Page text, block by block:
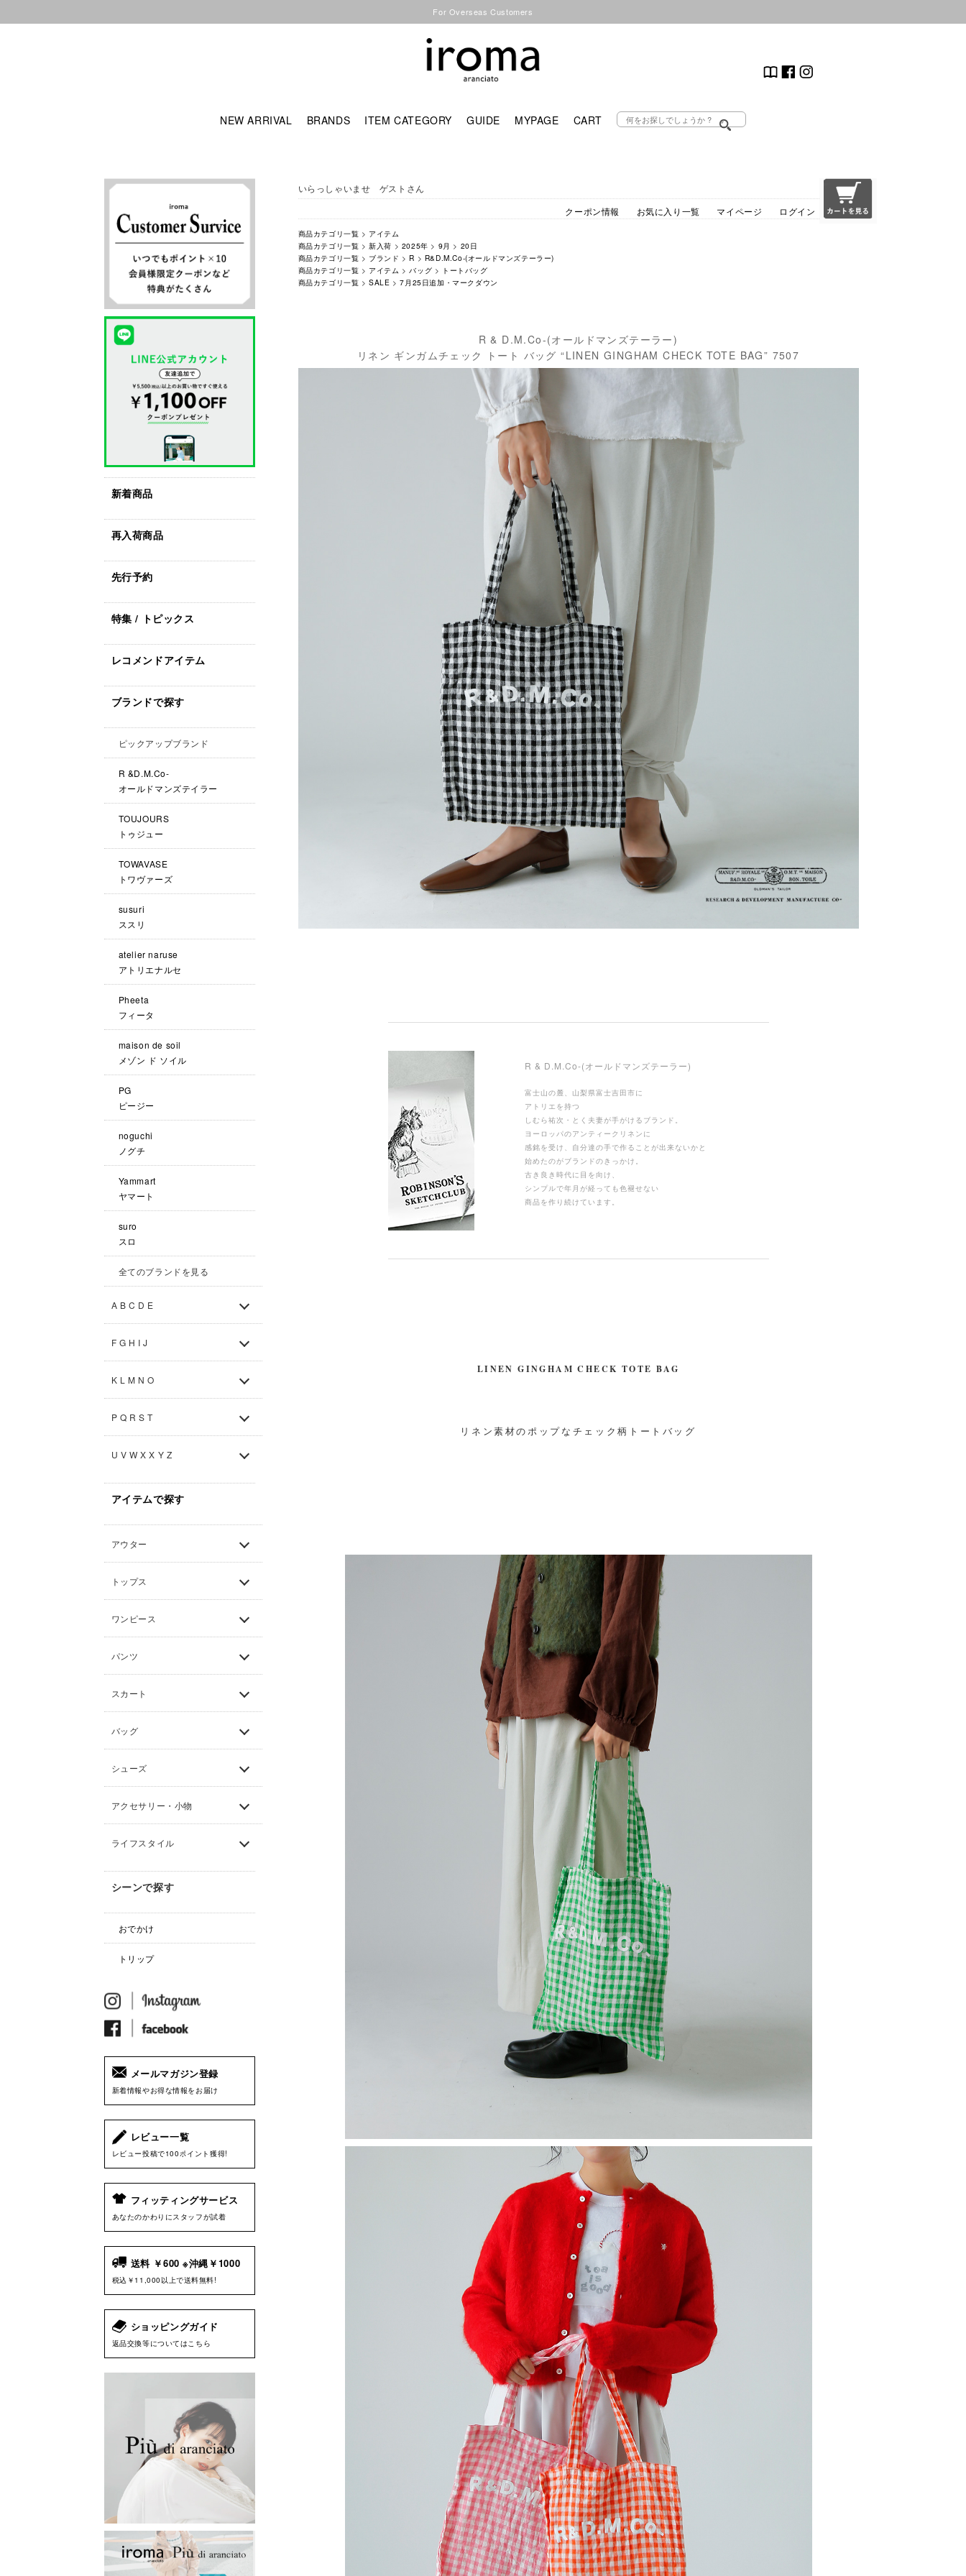
For Overseas Customers
NEW ARRIVAL BRANDS ITEM CATEGORY GUIDE MYPAGE CART
新着商品
再入荷商品
先行予約
特集 / トピックス
レコメンドアイテム
ブランドで探す
ピックアップブランド
R &D.M.Co-
オールドマンズテイラー
TOUJOURS
トゥジュー
TOWAVASE
トワヴァーズ
susuri
ススリ
atelier naruse
アトリエナルセ
Pheeta
フィータ
maison de soil
メゾン ド ソイル
PG
ピージー
noguchi
ノグチ
Yammart
ヤマート
suro
スロ
全てのブランドを見る
A B C D E
F G H I J
K L M N O
P Q R S T
U V W X X Y Z
アイテムで探す
アウター
トップス
ワンピース
パンツ
スカート
バッグ
シューズ
アクセサリー・小物
ライフスタイル
シーンで探す
おでかけ
トリップ
メールマガジン登録
新着情報やお得な情報をお届け
レビュー一覧
レビュー投稿で100ポイント獲得!
フィッティングサービス
あなたのかわりにスタッフが試着
送料 ￥600 ※沖縄￥1000
税込￥11,000以上で送料無料!
ショッピングガイド
返品交換等についてはこちら
いらっしゃいませ ゲストさん
クーポン情報
お気に入り一覧 マイページ ログイン
商品カテゴリ一覧 > アイテム
商品カテゴリ一覧 >新入荷 > 2025年 > 9月 > 20日
商品カテゴリ一覧 > ブランド > R > R&D.M.Co-(オールドマンズテーラー)
商品カテゴリ一覧 > アイテム >バッグ > トートバッグ
商品カテゴリ一覧 >SALE >7月25日追加・マークダウン
R & D.M.Co-(オールドマンズテーラー)
リネン ギンガムチェック トート バッグ “LINEN GINGHAM CHECK TOTE BAG” 7507
R & D.M.Co-(オールドマンズテーラー)
富士山の麓、山梨県富士吉田市に
アトリエを持つ
しむら祐次・とく夫妻が手がけるブランド。
ヨーロッパのアンティークリネンに
感銘を受け、自分達の手で作ることが出来ないかと
始めたのがブランドのきっかけ。
古き良き時代に目を向け、
シンプルで年月が経っても色褪せない
商品を作り続けています。
LINEN GINGHAM CHECK TOTE BAG
リネン素材のポップなチェック柄トートバッグ